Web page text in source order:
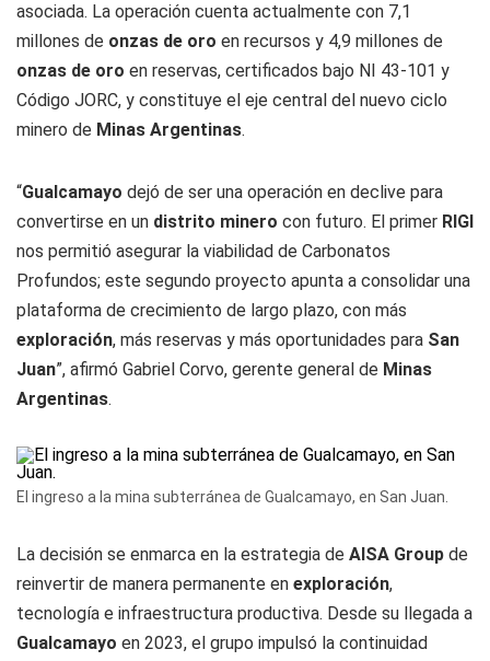
asociada. La operación cuenta actualmente con 7,1
millones de onzas de oro en recursos y 4,9 millones de
onzas de oro en reservas, certificados bajo NI 43-101 y
Código JORC, y constituye el eje central del nuevo ciclo
minero de Minas Argentinas.
“Gualcamayo dejó de ser una operación en declive para
convertirse en un distrito minero con futuro. El primer RIGI
nos permitió asegurar la viabilidad de Carbonatos
Profundos; este segundo proyecto apunta a consolidar una
plataforma de crecimiento de largo plazo, con más
exploración, más reservas y más oportunidades para San
Juan”, afirmó Gabriel Corvo, gerente general de Minas
Argentinas.
El ingreso a la mina subterránea de Gualcamayo, en San Juan.
La decisión se enmarca en la estrategia de AISA Group de
reinvertir de manera permanente en exploración,
tecnología e infraestructura productiva. Desde su llegada a
Gualcamayo en 2023, el grupo impulsó la continuidad